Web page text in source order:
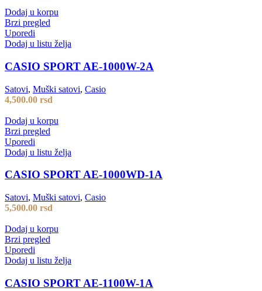
Dodaj u korpu
Brzi pregled
Uporedi
Dodaj u listu želja
CASIO SPORT AE-1000W-2A
Satovi, Muški satovi, Casio
4,500.00 rsd
Dodaj u korpu
Brzi pregled
Uporedi
Dodaj u listu želja
CASIO SPORT AE-1000WD-1A
Satovi, Muški satovi, Casio
5,500.00 rsd
Dodaj u korpu
Brzi pregled
Uporedi
Dodaj u listu želja
CASIO SPORT AE-1100W-1A